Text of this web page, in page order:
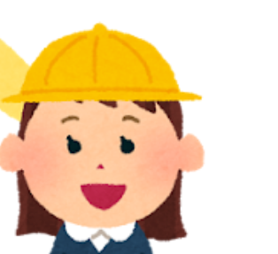
2025/04/07
保育士/26歳/0-5年/東京都
2025/11/04
保育士/30歳/6-10年/東京